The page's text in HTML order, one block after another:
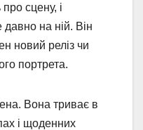
сцену, і
на ній. Він
новий реліз чи
портрета.
Вона триває в
і щоденних